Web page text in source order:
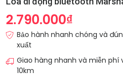
2.790.000₫
Bảo hành nhanh chóng và
xuất
Giao hàng nhanh và miễn phí
10km